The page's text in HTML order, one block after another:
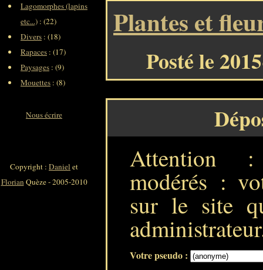
Plantes et
Posté le
Attention :
modérés :
sur le site
Votre pseudo :
Lagomorphes (lapins
etc...) : (22)
Divers : (18)
Rapaces : (17)
Paysages : (9)
Mouettes : (8)
Nous écrire
Copyright : Daniel et
FlorianQuèze - 2005-2010